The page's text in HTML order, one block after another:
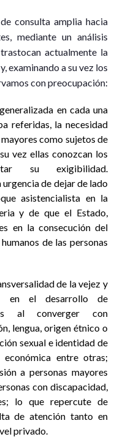
consulta amplia hacia
mediante un análisis
actualmente la
examinando a su vez los
con preocupación:
en cada una
referidas, la necesidad
como sujetos de
vez ellas conozcan los
su exigibilidad.
de dejar de lado
asistencialista en la
y de que el Estado,
en la consecución del
de las personas
de la vejez y
en el desarrollo de
al converger con
lengua, origen étnico o
sexual e identidad de
entre otras;
a personas mayores
con discapacidad,
lo que repercute de
de atención tanto en
privado.